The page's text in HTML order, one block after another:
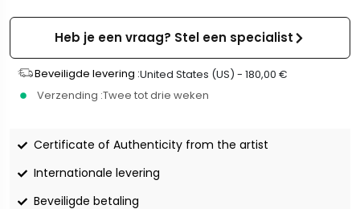
Heb je een vraag? Stel een specialist
Beveiligde levering :United States (US) - 180,00 €
Verzending :Twee tot drie weken
Certificate of Authenticity from the artist
Internationale levering
Beveiligde betaling